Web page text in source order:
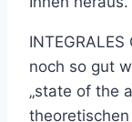
noch so gut
„state of the